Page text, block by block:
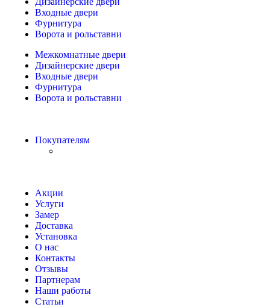
Входные двери
Фурнитура
Ворота и рольставни
Межкомнатные двери
Дизайнерские двери
Входные двери
Фурнитура
Ворота и рольставни
Покупателям
Акции
Услуги
Замер
Доставка
Установка
О нас
Контакты
Отзывы
Партнерам
Наши работы
Статьи